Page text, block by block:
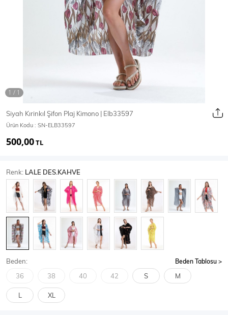
Mont & Kaban Yağmurluk
T-Shirt
Body Atlet Crop & Büstiyer
SPOR GİYİM
Eşofman Üstü
Siyah Kırinkıl Şifon Plaj Kimono | Elb33597
Ürün Kodu : SN-ELB33597
500,00TL
Renk: LALE DES.KAHVE
Beden: Beden Tablosu
36 38 40 42 S M
L XL